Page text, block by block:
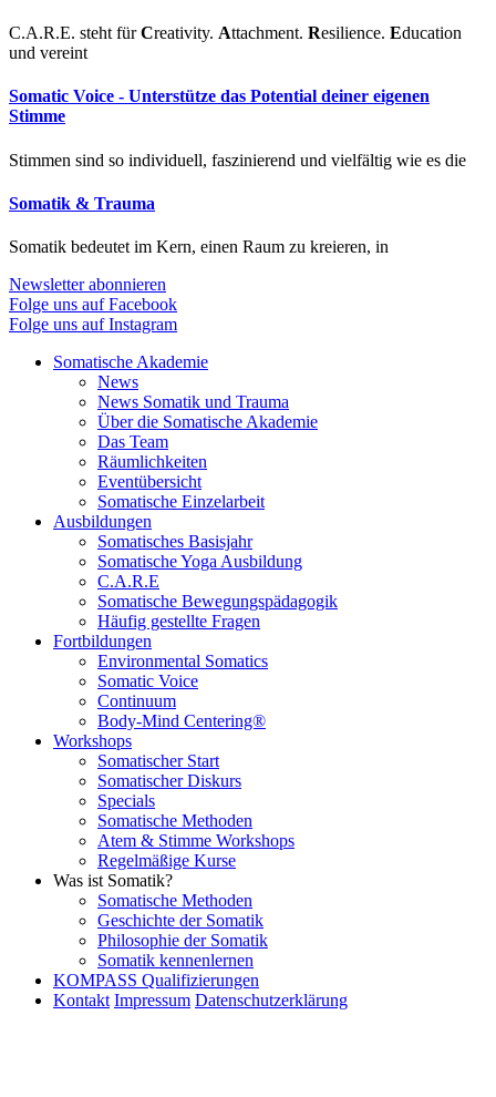
C.A.R.E. steht fürCreativity. Attachment. Resilience. Education
und vereint
Somatic Voice - Unterstütze das Potential deiner eigenen
Stimme
Stimmen sind so individuell, faszinierend und vielfältig wie es die
Somatik & Trauma
Somatik bedeutet im Kern, einen Raum zu kreieren, in
Newsletter abonnieren
Folge uns auf Facebook
Folge uns auf Instagram
Somatische Akademie
News
News Somatik und Trauma
Über die Somatische Akademie
Das Team
Räumlichkeiten
Eventübersicht
Somatische Einzelarbeit
Ausbildungen
Somatisches Basisjahr
Somatische Yoga Ausbildung
C.A.R.E
Somatische Bewegungspädagogik
Häufig gestellte Fragen
Fortbildungen
Environmental Somatics
Somatic Voice
Continuum
Body-Mind Centering®
Workshops
Somatischer Start
Somatischer Diskurs
Specials
Somatische Methoden
Atem & Stimme Workshops
Regelmäßige Kurse
Was ist Somatik?
Somatische Methoden
Geschichte der Somatik
Philosophie der Somatik
Somatik kennenlernen
KOMPASS Qualifizierungen
Kontakt Impressum Datenschutzerklärung